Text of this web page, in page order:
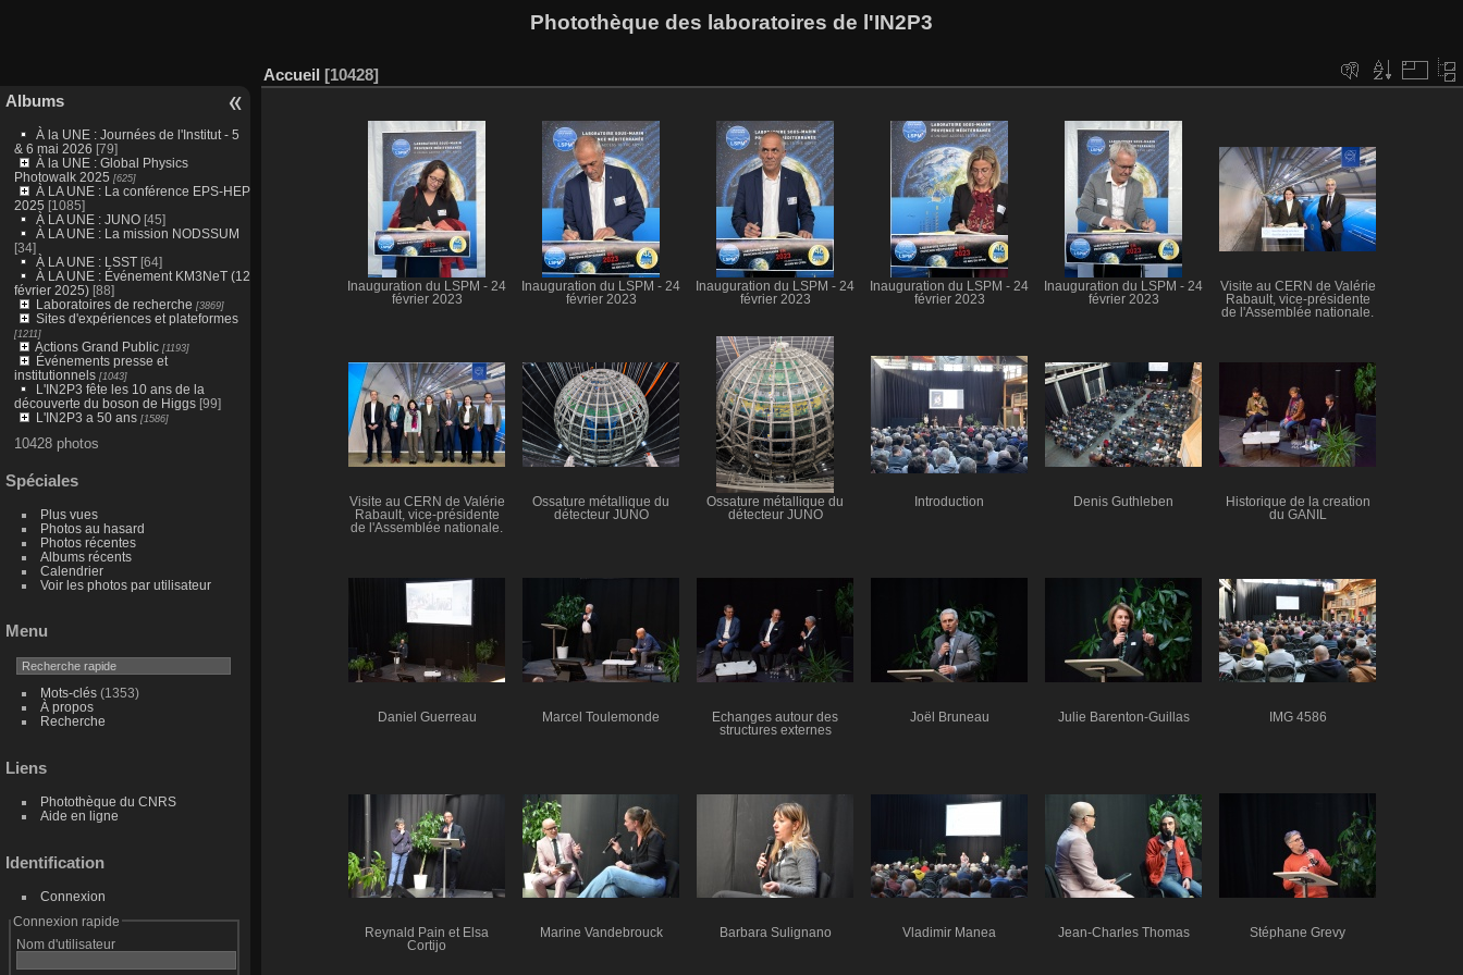
Photothèque des laboratoires de l'IN2P3
Albums
À la UNE : Journées de l'Institut - 5
& 6 mai 2026 [79]
À la UNE : Global Physics
Photowalk 2025 [625]
À LA UNE : La conférence EPS-HEP
2025 [1085]
À LA UNE : JUNO [45]
À LA UNE : La mission NODSSUM
[34]
À LA UNE : LSST[64]
À LA UNE : Événement KM3NeT (12
février 2025)[88]
Laboratoires de recherche [3869]
Sites d'expériences et plateformes
[1211]
Actions Grand Public[1193]
Événements presse et
institutionnels[1043]
L'IN2P3 fête les 10 ans de la
découverte du boson de Higgs[99]
L'IN2P3 a 50 ans[1586]
10428 photos
Spéciales
Plus vues
Photos au hasard
Photos récentes
Albums récents
Calendrier
Voir les photos par utilisateur
Menu
Mots-clés(1353)
À propos
Recherche
Liens
Photothèque du CNRS
Aide en ligne
Identification
Connexion
Connexion rapide
Nom d'utilisateur
Accueil 10428
Inauguration du LSPM - 24
février 2023
Inauguration du LSPM - 24
février 2023
Inauguration du LSPM - 24
février 2023
Inauguration du LSPM - 24
février 2023
Inauguration du LSPM - 24
février 2023
Visite au CERN de Valérie
Rabault, vice-présidente
de l'Assemblée nationale.
Visite au CERN de Valérie
Rabault, vice-présidente
de l'Assemblée nationale.
Ossature métallique du
détecteur JUNO
Ossature métallique du
détecteur JUNO
Introduction Denis Guthleben
Historique de la creation
du GANIL
Daniel Guerreau Marcel Toulemonde
Echanges autour des
structures externes
Joël Bruneau Julie Barenton-Guillas IMG 4586
Reynald Pain et Elsa
Cortijo
Marine Vandebrouck Barbara Sulignano Vladimir Manea Jean-Charles Thomas Stéphane Grevy